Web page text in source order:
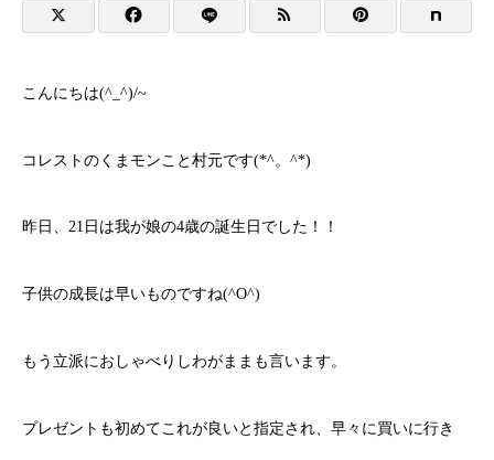
こんにちは(^_^)/~
コレストのくまモンこと村元です(*^。^*)
昨日、21日は我が娘の4歳の誕生日でした！！
子供の成長は早いものですね(^O^)
もう立派におしゃべりしわがままも言います。
プレゼントも初めてこれが良いと指定され、早々に買いに行き